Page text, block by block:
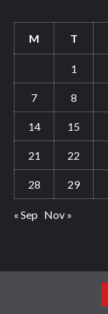
M T
1
7 8
14 15
21 22
28 29
« Sep Nov »